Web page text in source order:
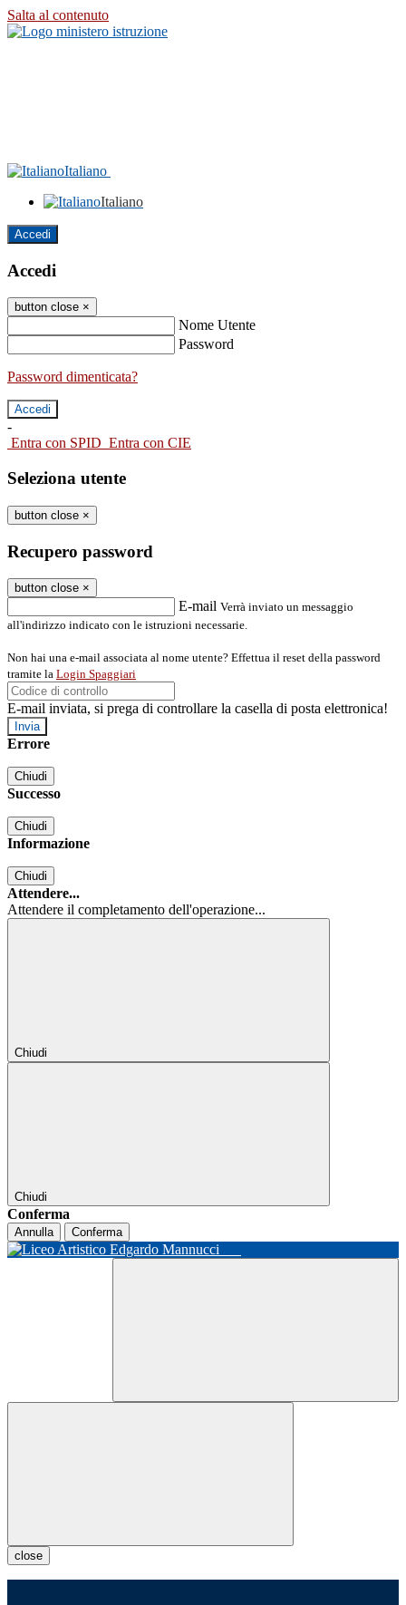
Salta al contenuto
Italiano
Italiano
Accedi
Accedi
button close ×
Nome Utente
Password
Password dimenticata?
-
Entra con SPID Entra con CIE
Seleziona utente
button close ×
Recupero password
button close ×
E-mail Verrà inviato un messaggio
all'indirizzo indicato con le istruzioni necessarie.
Non hai una e-mail associata al nome utente? Effettua il reset della password
tramite la Login Spaggiari
E-mail inviata, si prega di controllare la casella di posta elettronica!
Errore
Chiudi
Successo
Chiudi
Informazione
Chiudi
Attendere...
Attendere il completamento dell'operazione...
Chiudi
Chiudi
Conferma
Annulla Conferma
close